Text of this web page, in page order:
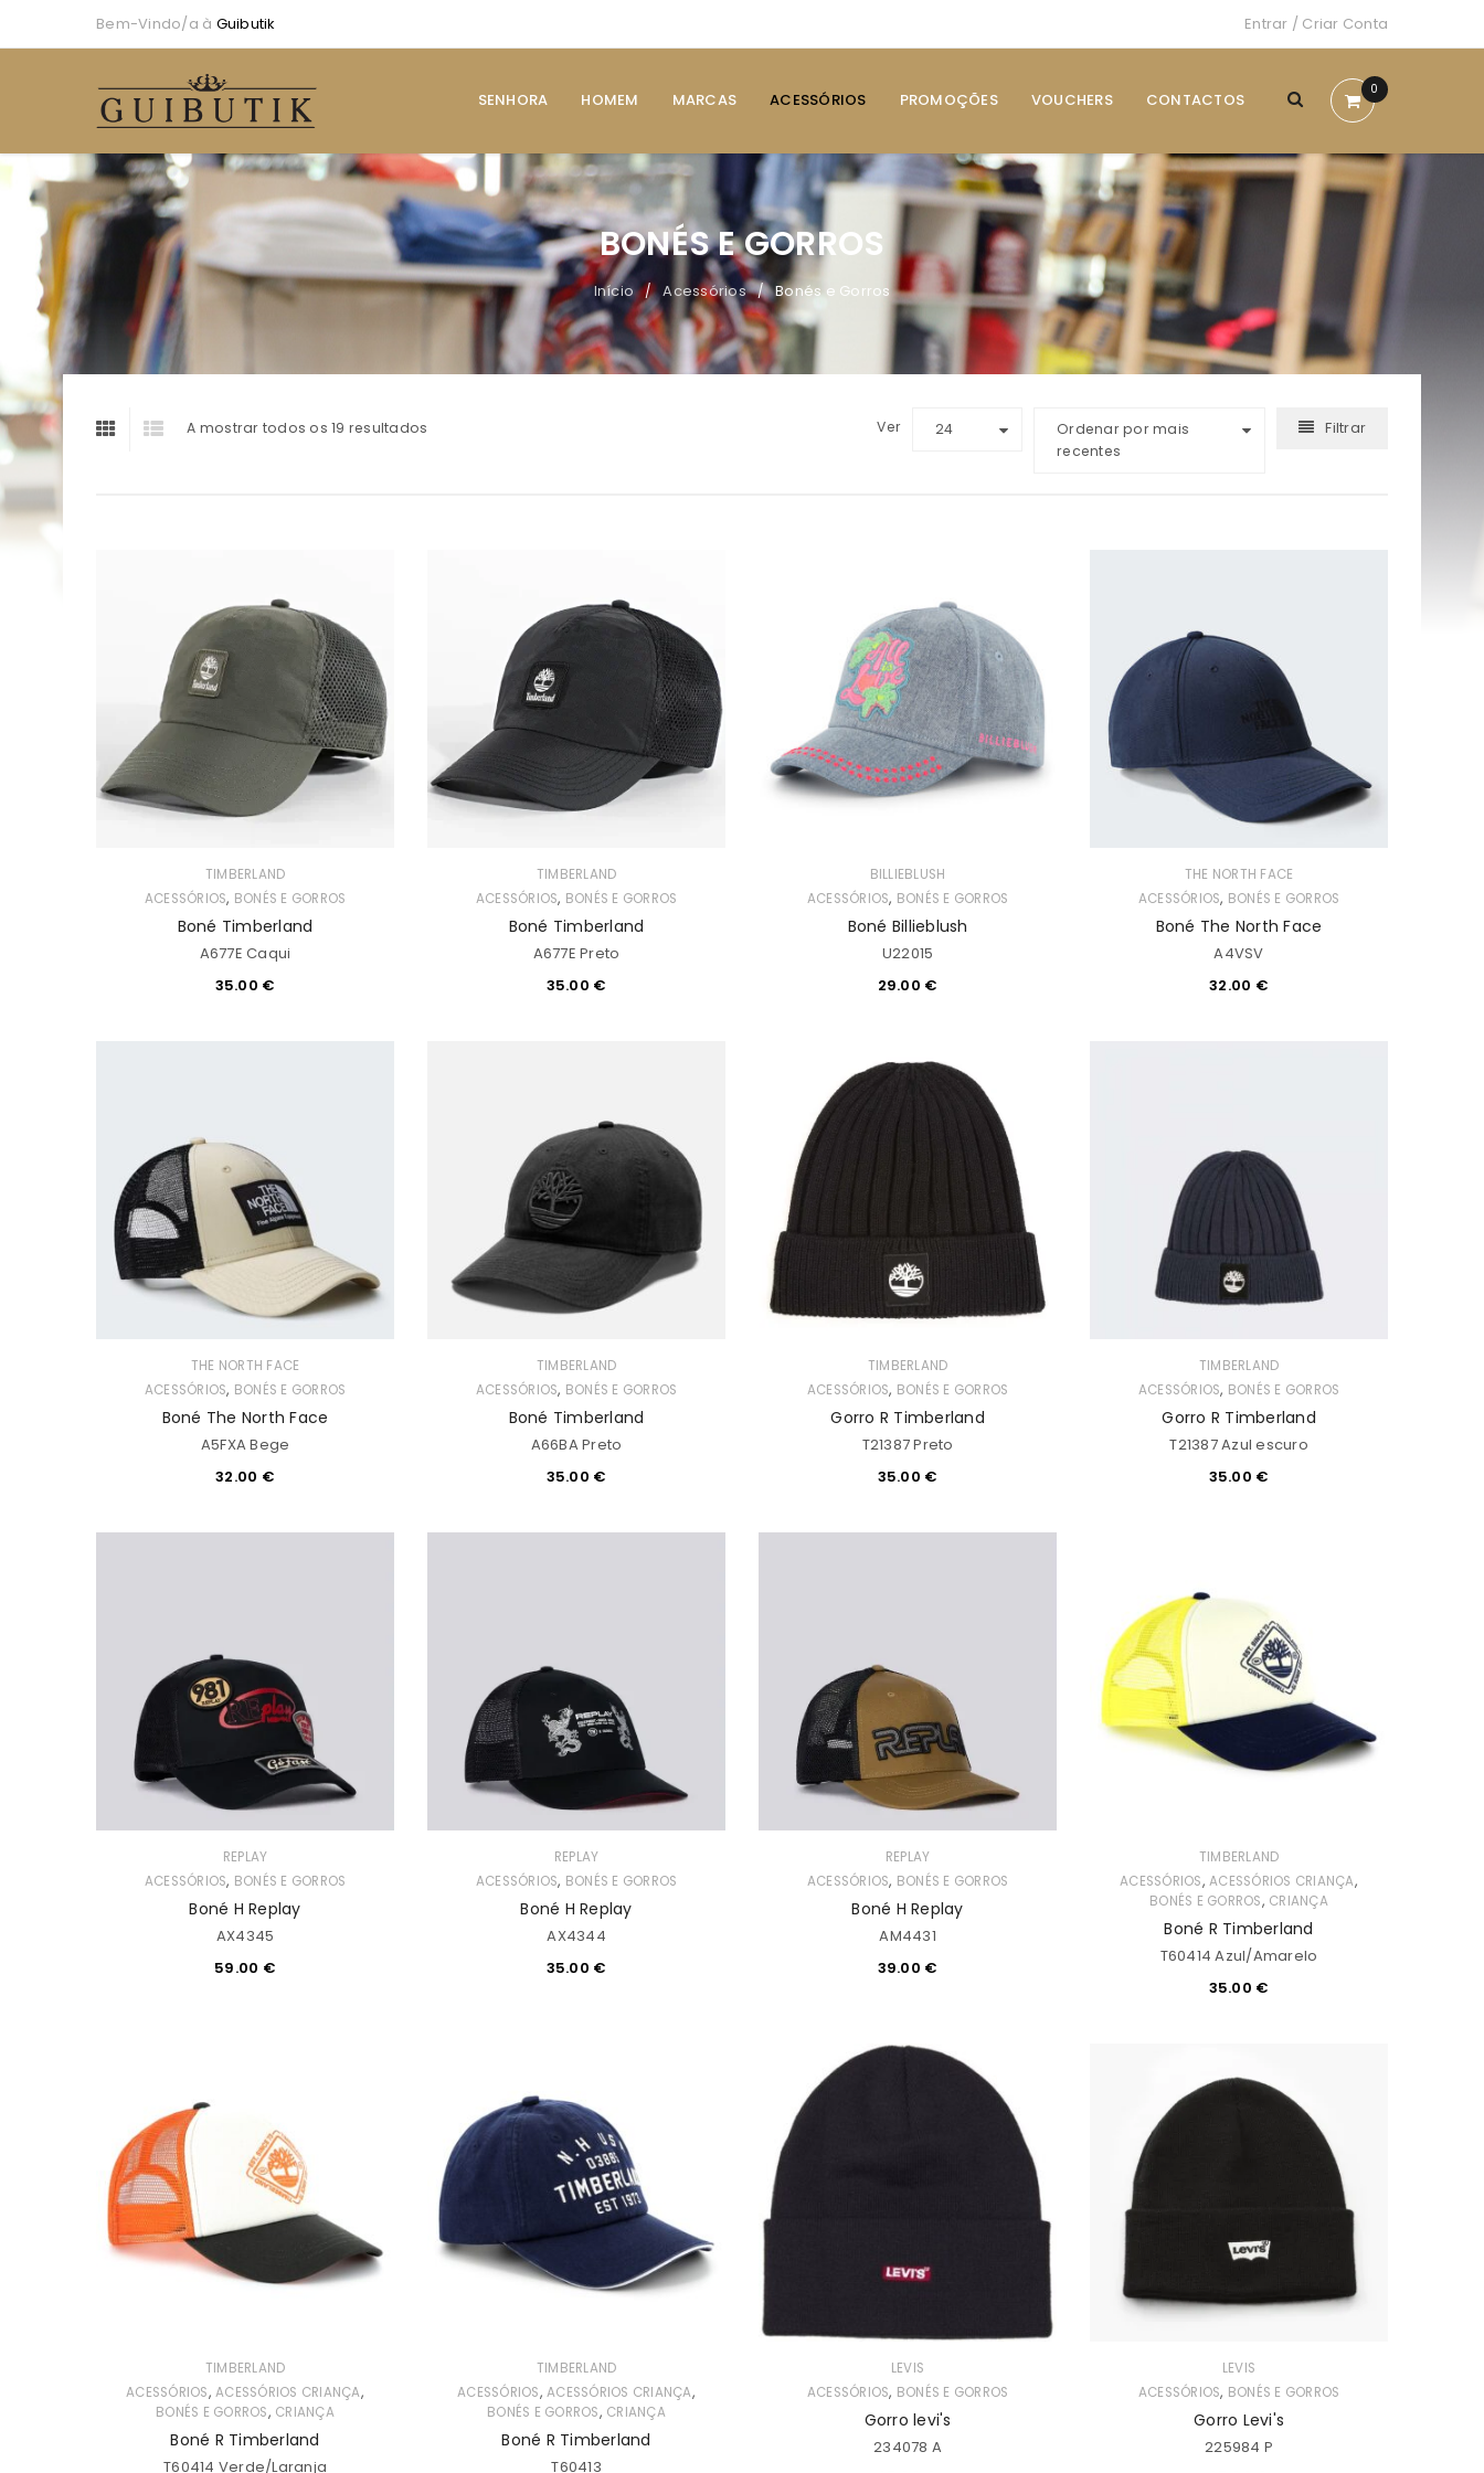
INICIAR SESSÃO
Nome de utilizador ou email
Senha *
Bem-Vindo/a à Guibutik Entrar / Criar Conta
SENHORA HOMEM MARCAS ACESSÓRIOS PROMOÇÕES VOUCHERS CONTACTOS
0
BONÉS E GORROS
Início / Acessórios / Bonés e Gorros
A mostrar todos os 19 resultados Filtrar
Ordenar por mais
recentes
Ver 24
TIMBERLAND
ACESSÓRIOS, BONÉS E GORROS
Boné Timberland
A677E Caqui
35.00 €
TIMBERLAND
ACESSÓRIOS, BONÉS E GORROS
Boné Timberland
A677E Preto
35.00 €
BILLIEBLUSH
ACESSÓRIOS, BONÉS E GORROS
Boné Billieblush
U22015
29.00 €
THE NORTH FACE
ACESSÓRIOS, BONÉS E GORROS
Boné The North Face
A4VSV
32.00 €
THE NORTH FACE
ACESSÓRIOS, BONÉS E GORROS
Boné The North Face
A5FXA Bege
32.00 €
TIMBERLAND
ACESSÓRIOS, BONÉS E GORROS
Boné Timberland
A66BA Preto
35.00 €
TIMBERLAND
ACESSÓRIOS, BONÉS E GORROS
Gorro R Timberland
T21387 Preto
35.00 €
TIMBERLAND
ACESSÓRIOS, BONÉS E GORROS
Gorro R Timberland
T21387 Azul escuro
35.00 €
REPLAY
ACESSÓRIOS, BONÉS E GORROS
Boné H Replay
AX4345
59.00 €
REPLAY
ACESSÓRIOS, BONÉS E GORROS
Boné H Replay
AX4344
35.00 €
REPLAY
ACESSÓRIOS, BONÉS E GORROS
Boné H Replay
AM4431
39.00 €
TIMBERLAND
ACESSÓRIOS,ACESSÓRIOS CRIANÇA,
BONÉS E GORROS, CRIANÇA
Boné R Timberland
T60414 Azul/Amarelo
35.00 €
TIMBERLAND
ACESSÓRIOS,ACESSÓRIOS CRIANÇA,
BONÉS E GORROS, CRIANÇA
Boné R Timberland
T60414 Verde/Laranja
TIMBERLAND
ACESSÓRIOS,ACESSÓRIOS CRIANÇA,
BONÉS E GORROS, CRIANÇA
Boné R Timberland
T60413
LEVIS
ACESSÓRIOS, BONÉS E GORROS
Gorro levi's
234078 A
LEVIS
ACESSÓRIOS, BONÉS E GORROS
Gorro Levi's
225984 P